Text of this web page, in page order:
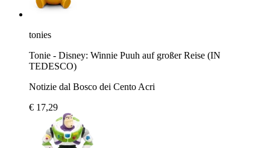
tonies
Tonie - Disney: Winnie Puuh auf großer Reise (IN
TEDESCO)
Notizie dal Bosco dei Cento Acri
€ 17,29